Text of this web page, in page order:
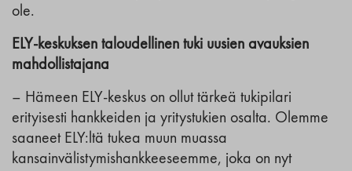
ole.
ELY-keskuksen taloudellinen tuki uusien avauksien
mahdollistajana
– Hämeen ELY-keskus on ollut tärkeä tukipilari
erityisesti hankkeiden ja yritystukien osalta. Olemme
saaneet ELY:ltä tukea muun muassa
kansainvälistymishankkeeseemme, joka on nyt